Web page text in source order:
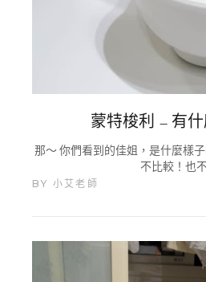
蒙特梭利 – 有
那～ 你們看到的佳姐，是什麼樣
不比較！也
BY 小艾老師